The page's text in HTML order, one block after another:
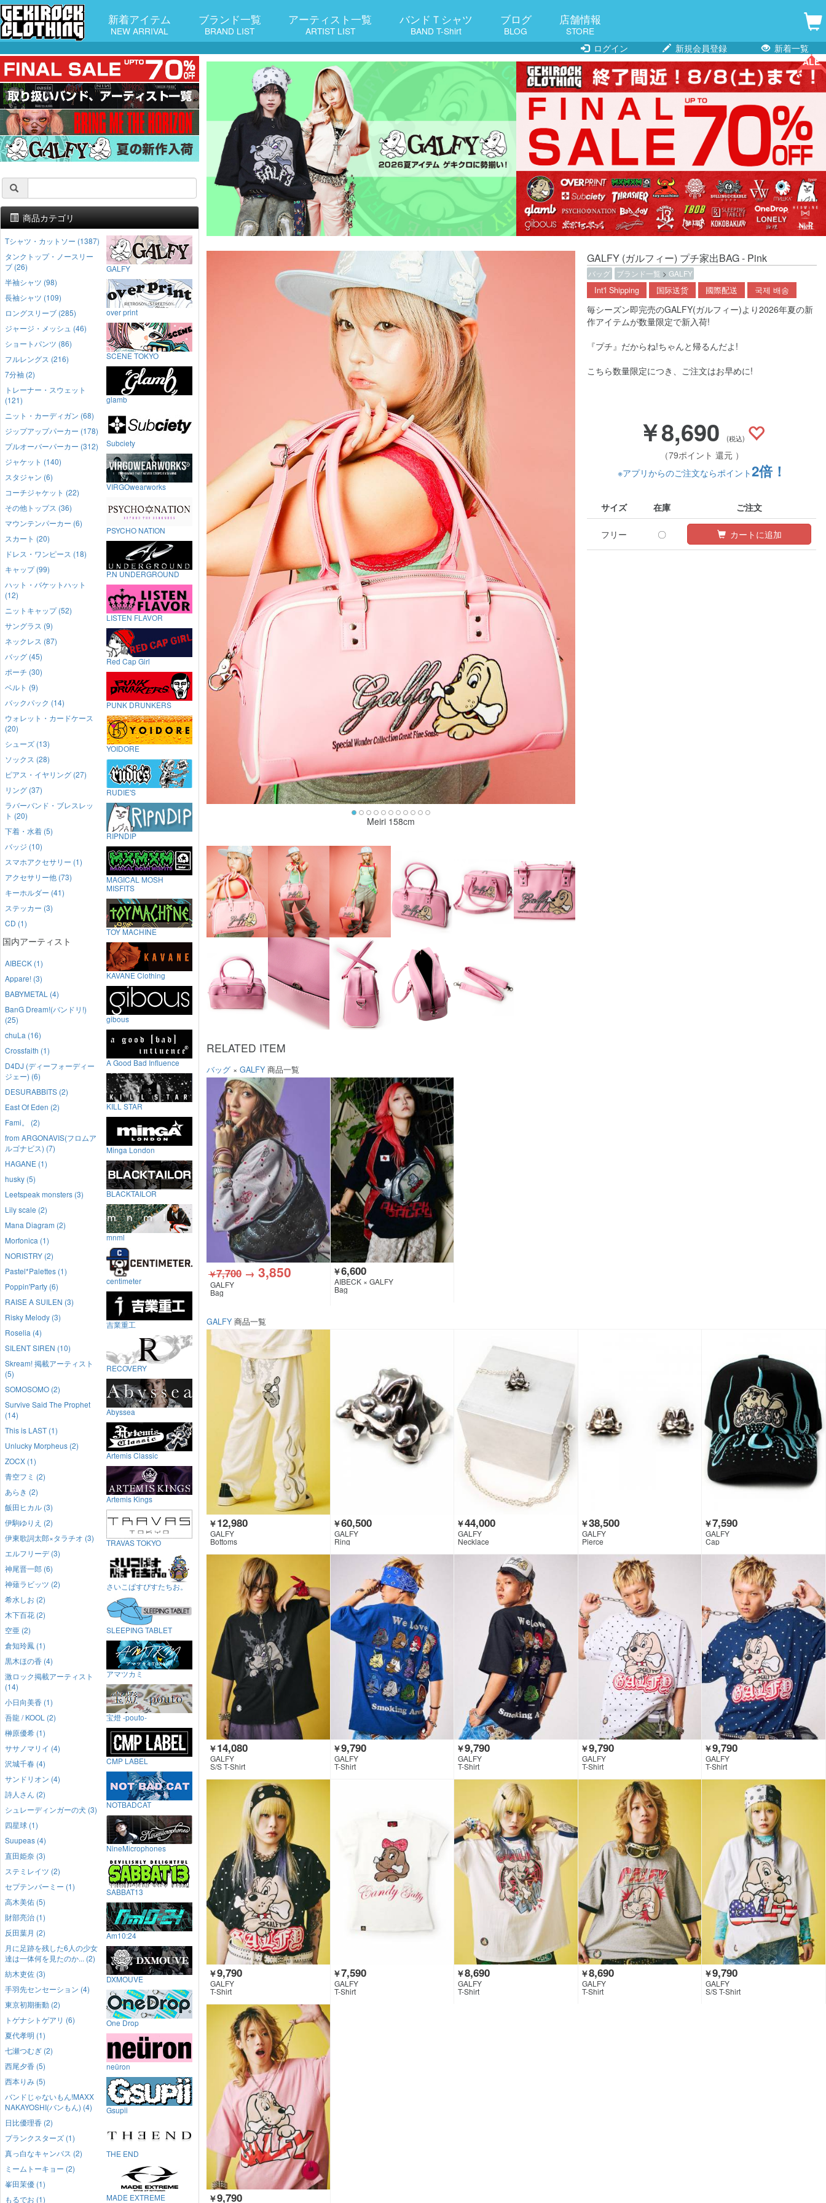
新着アイテム
NEW ARRIVAL
ブランド一覧
BRAND LIST
アーティスト一覧
ARTIST LIST
バンドＴシャツ
BAND T-Shirt
ブログ
BLOG
店舗情報
STORE
ログイン
新規会員登録 新着一覧
Meiri 158cm
GALFY (ガルフィー) プチ家出BAG - Pink
バッグ ブランド一覧 > GALFY
Int'l Shipping 国际送货 國際配送 국제 배송
毎シーズン即完売のGALFY(ガルフィー)より2026年夏の新
作アイテムが数量限定で新入荷!
『プチ』だからね!ちゃんと帰るんだよ!
こちら数量限定につき、ご注文はお早めに!
￥8,690 (税込)
（79ポイント 還元 ）
※アプリからのご注文ならポイント2倍！
サイズ 在庫 ご注文
フリー 〇 カートに追加
RELATED ITEM
SALE!!
バッグ × GALFY 商品一覧
￥7,700 → 3,850
GALFY
Bag
￥6,600
AIBECK × GALFY
Bag
GALFY 商品一覧
￥12,980
GALFY
Bottoms
￥60,500
GALFY
Ring
￥44,000
GALFY
Necklace
￥38,500
GALFY
Pierce
￥7,590
GALFY
Cap
￥14,080
GALFY
S/S T-Shirt
￥9,790
GALFY
T-Shirt
￥9,790
GALFY
T-Shirt
￥9,790
GALFY
T-Shirt
￥9,790
GALFY
T-Shirt
￥9,790
GALFY
T-Shirt
￥7,590
GALFY
T-Shirt
￥8,690
GALFY
T-Shirt
￥8,690
GALFY
T-Shirt
￥9,790
GALFY
S/S T-Shirt
￥9,790
商品カテゴリ
Tシャツ・カットソー (1387)
タンクトップ・ノースリー
ブ (26)
半袖シャツ (98)
長袖シャツ (109)
ロングスリーブ (285)
ジャージ・メッシュ (46)
ショートパンツ (86)
フルレングス (216)
7分袖 (2)
トレーナー・スウェット
(121)
ニット・カーディガン (68)
ジップアップパーカー (178)
プルオーバーパーカー (312)
ジャケット (140)
スタジャン (6)
コーチジャケット (22)
その他トップス (36)
マウンテンパーカー (6)
スカート (20)
ドレス・ワンピース (18)
キャップ (99)
ハット・バケットハット
(12)
ニットキャップ (52)
サングラス (9)
ネックレス (87)
バッグ (45)
ポーチ (30)
ベルト (9)
バックパック (14)
ウォレット・カードケース
(20)
シューズ (13)
ソックス (28)
ピアス・イヤリング (27)
リング (37)
ラバーバンド・ブレスレッ
ト (20)
下着・水着 (5)
バッジ (10)
スマホアクセサリー (1)
アクセサリー他 (73)
キーホルダー (41)
ステッカー (3)
CD (1)
国内アーティスト
AIBECK (1)
Appare! (3)
BABYMETAL (4)
BanG Dream!(バンドリ!)
(25)
chuLa (16)
Crossfaith (1)
D4DJ (ディーフォーディー
ジェー) (6)
DESURABBITS (2)
East Of Eden (2)
Fami。 (2)
from ARGONAVIS(フロムア
ルゴナビス) (7)
HAGANE (1)
husky (5)
Leetspeak monsters (3)
Lily scale (2)
Mana Diagram (2)
Morfonica (1)
NORISTRY (2)
Pastel*Palettes (1)
Poppin'Party (6)
RAISE A SUILEN (3)
Risky Melody (3)
Roselia (4)
SILENT SIREN (10)
Skream! 掲載アーティスト
(5)
SOMOSOMO (2)
Survive Said The Prophet
(14)
This is LAST (1)
Unlucky Morpheus (2)
ZOCX (1)
青空フミ (2)
あらき (2)
飯田ヒカル (3)
伊駒ゆりえ (2)
伊東歌詞太郎×タラチオ (3)
エルフリーデ (3)
神尾晋一郎 (6)
神薙ラビッツ (2)
希水しお (2)
木下百花 (2)
空亜 (2)
倉知玲鳳 (1)
黒木ほの香 (4)
激ロック掲載アーティスト
(14)
小日向美香 (1)
吾龍 / KOOL (2)
榊原優希 (1)
ササノマリイ (4)
沢城千春 (4)
サンドリオン (4)
詩人さん (2)
シュレーディンガーの犬 (3)
四星球 (1)
Suupeas (4)
直田姫奈 (3)
ステミレイツ (2)
セプテンバーミー (1)
高木美佑 (5)
財部亮治 (1)
反田葉月 (2)
月に足跡を残した6人の少女
達は一体何を見たのか... (2)
紡木吏佐 (3)
手羽先センセーション (4)
東京初期衝動 (2)
トゲナシトゲアリ (6)
夏代孝明 (1)
七瀬つむぎ (2)
西尾夕香 (5)
西本りみ (5)
バンドじゃないもん!MAXX
NAKAYOSHI(バンもん) (4)
日比優理香 (2)
プランクスターズ (1)
真っ白なキャンバス (2)
ミームトーキョー (2)
峯田茉優 (1)
もるでお (1)
GALFY
over print
SCENE TOKYO
glamb
Subciety
VIRGOwearworks
PSYCHO NATION
P.N UNDERGROUND
LISTEN FLAVOR
Red Cap Girl
PUNK DRUNKERS
YOIDORE
RUDIE'S
RIPNDIP
MAGICAL MOSH
MISFITS
TOY MACHINE
KAVANE Clothing
gibous
A Good Bad Influence
KILL STAR
Minga London
BLACKTAILOR
mnml
centimeter
吉業重工
RECOVERY
Abyssea
Artemis Classic
Artemis Kings
TRAVAS TOKYO
さいこぱすぴすたちお。
SLEEPING TABLET
アマツカミ
宝燈 -pouto-
CMP LABEL
NOTBADCAT
NineMicrophones
SABBAT13
Am10:24
DXMOUVE
One Drop
neüron
Gsupii
THE END
MADE EXTREME